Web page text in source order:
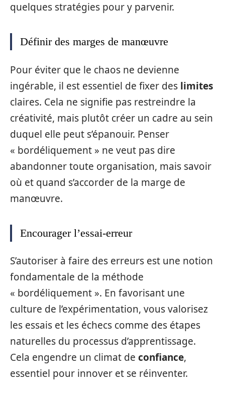
quelques stratégies pour y parvenir.
Définir des marges de manœuvre
Pour éviter que le chaos ne devienne
ingérable, il est essentiel de fixer des limites
claires. Cela ne signifie pas restreindre la
créativité, mais plutôt créer un cadre au sein
duquel elle peut s’épanouir. Penser
« bordéliquement » ne veut pas dire
abandonner toute organisation, mais savoir
où et quand s’accorder de la marge de
manœuvre.
Encourager l’essai-erreur
S’autoriser à faire des erreurs est une notion
fondamentale de la méthode
« bordéliquement ». En favorisant une
culture de l’expérimentation, vous valorisez
les essais et les échecs comme des étapes
naturelles du processus d’apprentissage.
Cela engendre un climat de confiance,
essentiel pour innover et se réinventer.